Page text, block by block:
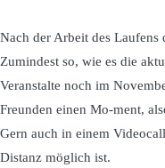
Nach der Arbeit des
Zumindest so, wie es die
Veranstalte noch im
Freunden einen Mo-ment,
Gern auch in einem
Distanz möglich ist.